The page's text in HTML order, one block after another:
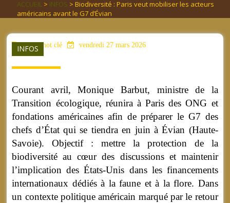
ACCUEIL > INFOS > Biodiversité : Paris veut mobiliser les acteurs
américains avant le G7 d’Évian
INFOS
aucun mot clé vendredi 27 mars 2026
Courant avril, Monique Barbut, ministre de la
Transition écologique, réunira à Paris des ONG et
fondations américaines afin de préparer le G7 des
chefs d’État qui se tiendra en juin à Évian (Haute-
Savoie). Objectif : mettre la protection de la
biodiversité au cœur des discussions et maintenir
l’implication des États-Unis dans les financements
internationaux dédiés à la faune et à la flore. Dans
un contexte politique américain marqué par le retour